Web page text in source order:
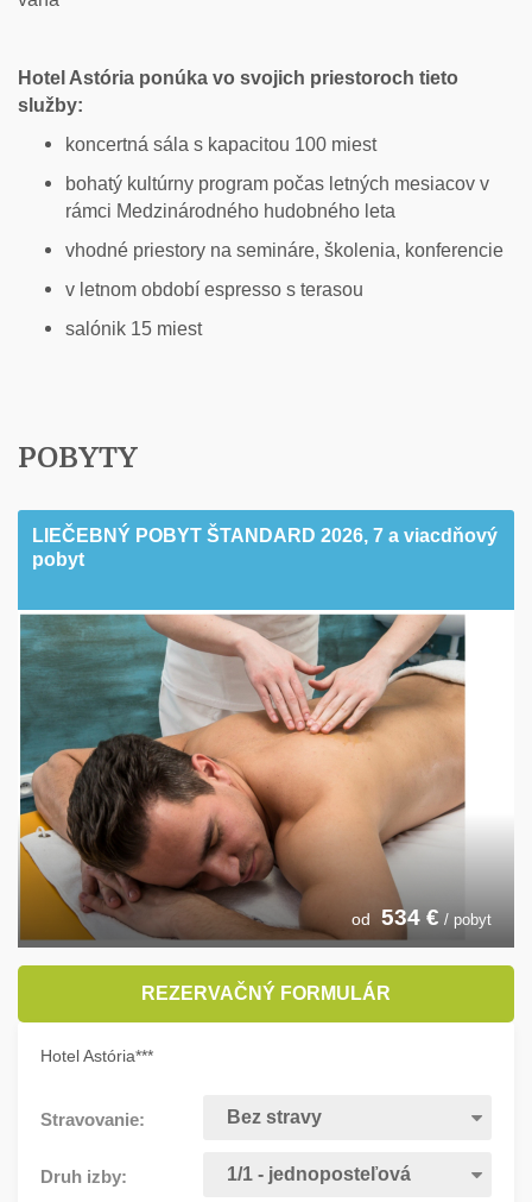
Hotel Astória ponúka vo svojich priestoroch tieto
služby:
koncertná sála s kapacitou 100 miest
bohatý kultúrny program počas letných mesiacov v
rámci Medzinárodného hudobného leta
vhodné priestory na semináre, školenia, konferencie
v letnom období espresso s terasou
salónik 15 miest
POBYTY
LIEČEBNÝ POBYT ŠTANDARD 2026, 7 a viacdňový
pobyt
od 534 € / pobyt
REZERVAČNÝ FORMULÁR
Hotel Astória***
Stravovanie:
Druh izby: